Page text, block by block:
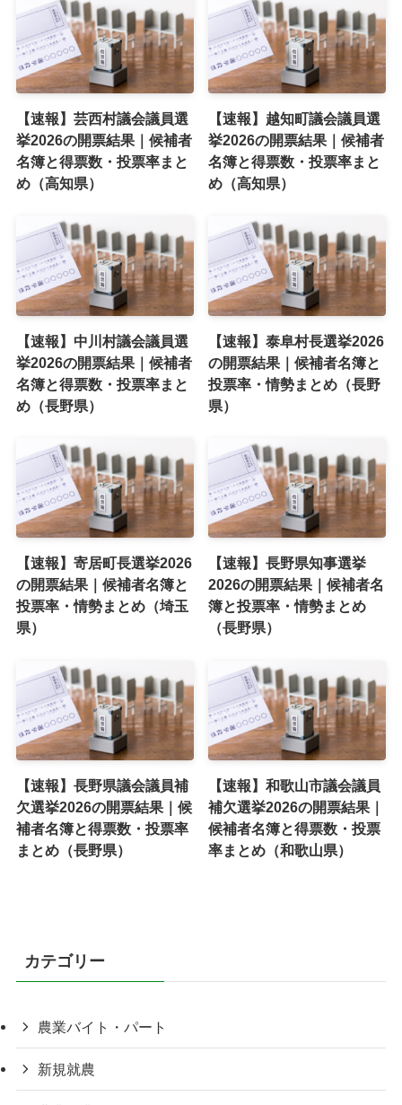
【速報】芸西村議会議員選
挙2026の開票結果｜候補者
名簿と得票数・投票率まと
め（高知県）
【速報】越知町議会議員選
挙2026の開票結果｜候補者
名簿と得票数・投票率まと
め（高知県）
【速報】中川村議会議員選
挙2026の開票結果｜候補者
名簿と得票数・投票率まと
め（長野県）
【速報】泰阜村長選挙2026
の開票結果｜候補者名簿と
投票率・情勢まとめ（長野
県）
【速報】寄居町長選挙2026
の開票結果｜候補者名簿と
投票率・情勢まとめ（埼玉
県）
【速報】長野県知事選挙
2026の開票結果｜候補者名
簿と投票率・情勢まとめ
（長野県）
【速報】長野県議会議員補
欠選挙2026の開票結果｜候
補者名簿と得票数・投票率
まとめ（長野県）
【速報】和歌山市議会議員
補欠選挙2026の開票結果｜
候補者名簿と得票数・投票
率まとめ（和歌山県）
カテゴリー
農業バイト・パート
新規就農